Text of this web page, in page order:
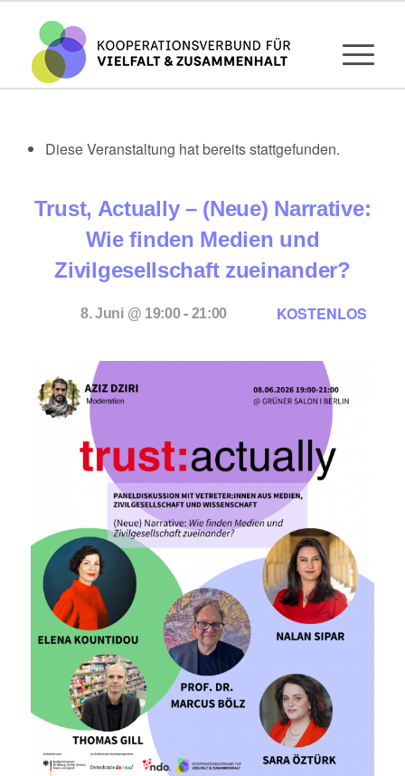
Diese Veranstaltung hat bereits stattgefunden.
Trust, Actually – (Neue) Narrative:
Wie finden Medien und
Zivilgesellschaft zueinander?
8. Juni @ 19:00- 21:00 KOSTENLOS